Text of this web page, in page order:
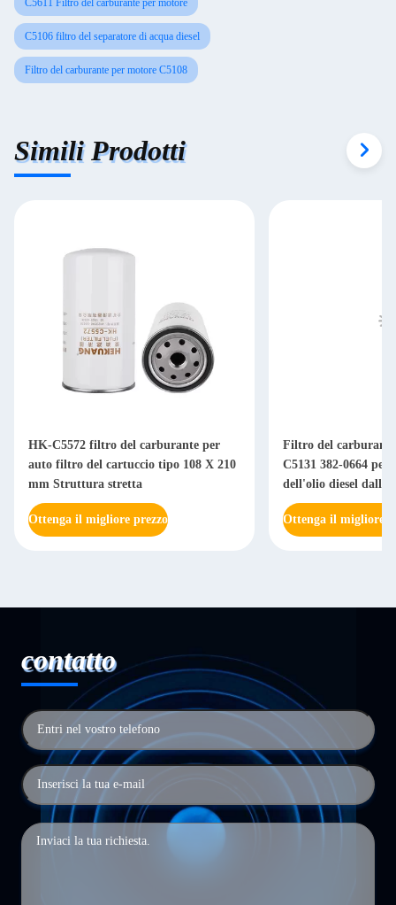
C5611 Filtro del carburante per motore
C5106 filtro del separatore di acqua diesel
Filtro del carburante per motore C5108
Simili Prodotti
HK-C5572 filtro del carburante per
auto filtro del cartuccio tipo 108 X 210
mm Struttura stretta
Ottenga il migliore prezzo
Filtro del
C5131 382-0664 per
dell'olio diesel
Ottenga il migliore
contatto